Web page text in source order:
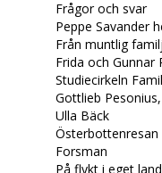
Frågor och svar
Peppe Savander
Från muntlig
Frida och Gunnar
Studiecirkeln
Gottlieb
Ulla Bäck
Forsman
På flykt i eget